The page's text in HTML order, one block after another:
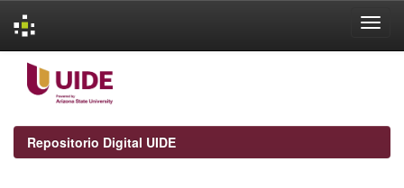
navigation
Repositorio Digital UIDE